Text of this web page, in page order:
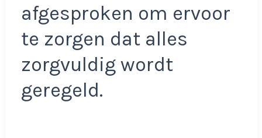
afgesproken om ervoor
te zorgen dat alles
zorgvuldig wordt
geregeld.